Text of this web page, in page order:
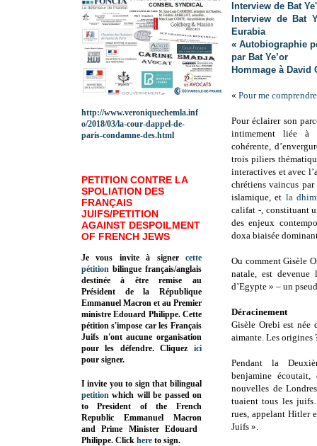
Interview de Bat
Interview de Bat
Eurabia
« Autobiographie
par Bat Ye’or
Hommage à David
« Pour me comprendre
Pour éclairer son
intimement liée à
cohérente,
trois piliers
interactives et avec
chrétiens vaincus
islamique, et la
califat -, constituant
des enjeux
doxa biaisée
Ou comment Gisèle
natale, est
d’Egypte » – un
Déracinement
Gisèle Orebi est née
aimante. Les origines
Pendant la
benjamine
nouvelles de
tuaient tous les
rues, appelant Hitler
Juifs ».
http://www.veroniquechemla.inf
o/2018/03/la-cour-dappel-de-
paris-condamne-des.html
PETITION CONTRE LA
SPOLIATION DES
FRANÇAIS
JUIFS/PETITION
AGAINST DESPOILMENT
OF FRENCH JEWS
Je vous invite à signer cette
pétition bilingue français/anglais
destinée à être remise au
Président de la République
Emmanuel Macron et au Premier
ministre Edouard Philippe. Cette
pétition s'impose car les Français
Juifs n'ont aucune organisation
pour les défendre. Cliquez
ici
pour signer.
I invite you to sign that bilingual
petition which will be passed on
to President of the French
Republic Emmanuel Macron
and Prime MinisterEdouard
Philippe. Click here to sign.